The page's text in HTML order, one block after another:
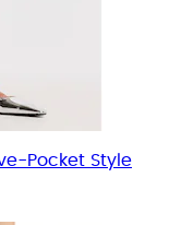
Pocket Style